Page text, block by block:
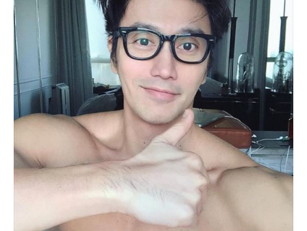
名前：チュアンド・タン
生年月日：1966年3月3日
出身地：シンガポール
身長：185cm
体重：写真家、俳優、映画監督、実業家